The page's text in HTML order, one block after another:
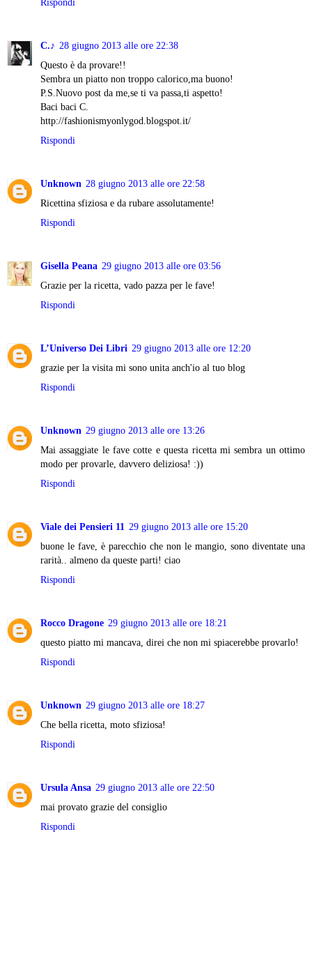
C.♪ 28 giugno 2013 alle ore 22:38
Questo è da provare!!
Sembra un piatto non troppo calorico,ma buono!
P.S.Nuovo post da me,se ti va passa,ti aspetto!
Baci baci C.
http://fashionismyonlygod.blogspot.it/
Rispondi
Unknown 28 giugno 2013 alle ore 22:58
Ricettina sfiziosa e da rubare assolutamente!
Rispondi
Gisella Peana 29 giugno 2013 alle ore 03:56
Grazie per la ricetta, vado pazza per le fave!
Rispondi
L’Universo Dei Libri 29 giugno 2013 alle ore 12:20
grazie per la visita mi sono unita anch'io al tuo blog
Rispondi
Unknown 29 giugno 2013 alle ore 13:26
Mai assaggiate le fave cotte e questa ricetta mi sembra un ottimo
modo per provarle, davvero deliziosa! :))
Rispondi
Viale dei Pensieri 11 29 giugno 2013 alle ore 15:20
buone le fave, è parecchio che non le mangio, sono diventate una
rarità.. almeno da queste parti! ciao
Rispondi
Rocco Dragone 29 giugno 2013 alle ore 18:21
questo piatto mi mancava, direi che non mi spiacerebbe provarlo!
Rispondi
Unknown 29 giugno 2013 alle ore 18:27
Che bella ricetta, moto sfiziosa!
Rispondi
Ursula Ansa 29 giugno 2013 alle ore 22:50
mai provato grazie del consiglio
Rispondi